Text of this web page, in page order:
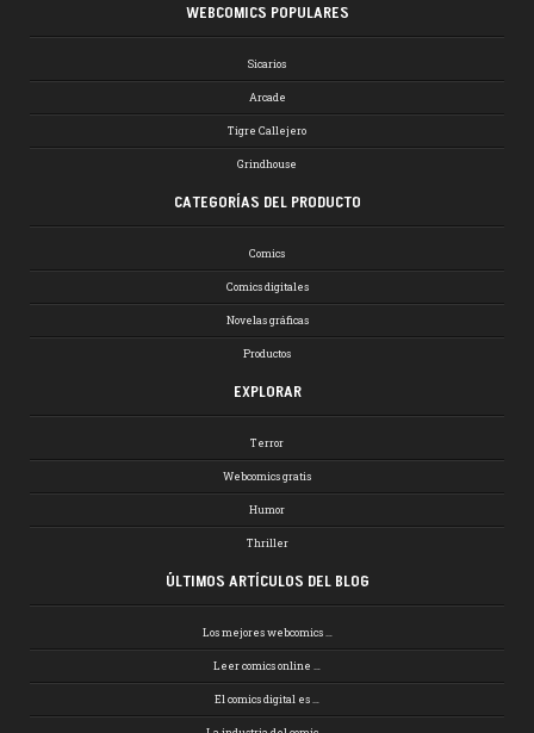
WEBCOMICS POPULARES
Sicarios
Arcade
Tigre Callejero
Grindhouse
CATEGORÍAS DEL PRODUCTO
Comics
Comics digitales
Novelas gráficas
Productos
EXPLORAR
Terror
Webcomics gratis
Humor
Thriller
ÚLTIMOS ARTÍCULOS DEL BLOG
Los mejores webcomics …
Leer comics online …
El comics digital es …